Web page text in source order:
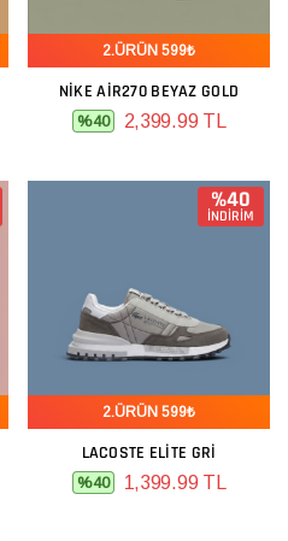
2.ÜRÜN 599₺
NIKE AIR270 BEYAZ GOLD
%40 2,399.99 TL
%40
İNDİRİM
2.ÜRÜN 599₺
LACOSTE ELITE GRI
%40 1,399.99 TL